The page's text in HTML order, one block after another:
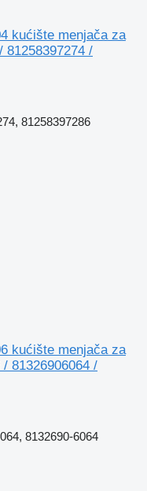
kućište menjača za
81258397274 /
81258397286
kućište menjača za
81326906064 /
8132690-6064